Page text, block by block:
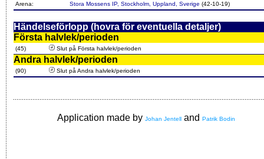
Arena:
Stora Mossens IP, Stockholm, Uppland, Sverige (42-10-19)
Händelseförlopp (hovra för eventuella detaljer)
Första halvlek/perioden
(45) Slut på Första halvlek/perioden
Andra halvlek/perioden
(90) Slut på Andra halvlek/perioden
Application made by Johan Jentell and Patrik Bodin